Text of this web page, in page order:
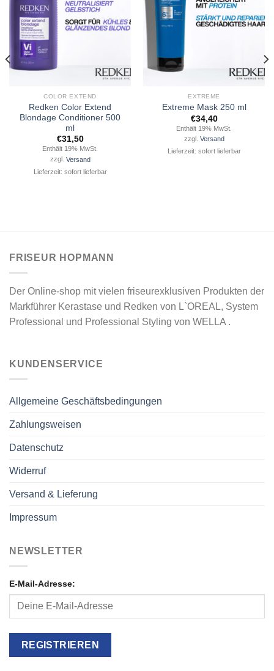
COLOR EXTEND
Redken Color Extend
Blondage Conditioner 500
ml
€31,50
Enthält 19% MwSt.
zzgl. Versand
Lieferzeit: sofort lieferbar
EXTREME
Extreme Mask 250 ml
€34,40
Enthält 19% MwSt.
zzgl. Versand
Lieferzeit: sofort lieferbar
FRISEUR HOPMANN
Der Online-shop mit vielen friseurexklusiven Produkten der
Markführer Kerastase und Redken von L`OREAL, System
Professional und Professional Styling von WELLA .
KUNDENSERVICE
Allgemeine Geschäftsbedingungen
Zahlungsweisen
Datenschutz
Widerruf
Versand & Lieferung
Impressum
NEWSLETTER
E-Mail-Adresse: